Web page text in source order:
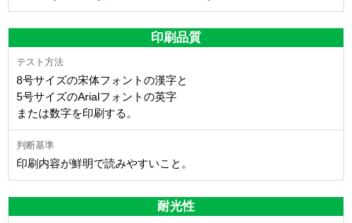
印刷品質
8号サイズの宋体フォントの漢字と
5号サイズのArialフォントの英字
または数字を印刷する。
印刷内容が鮮明で読みやすいこと。
耐光性